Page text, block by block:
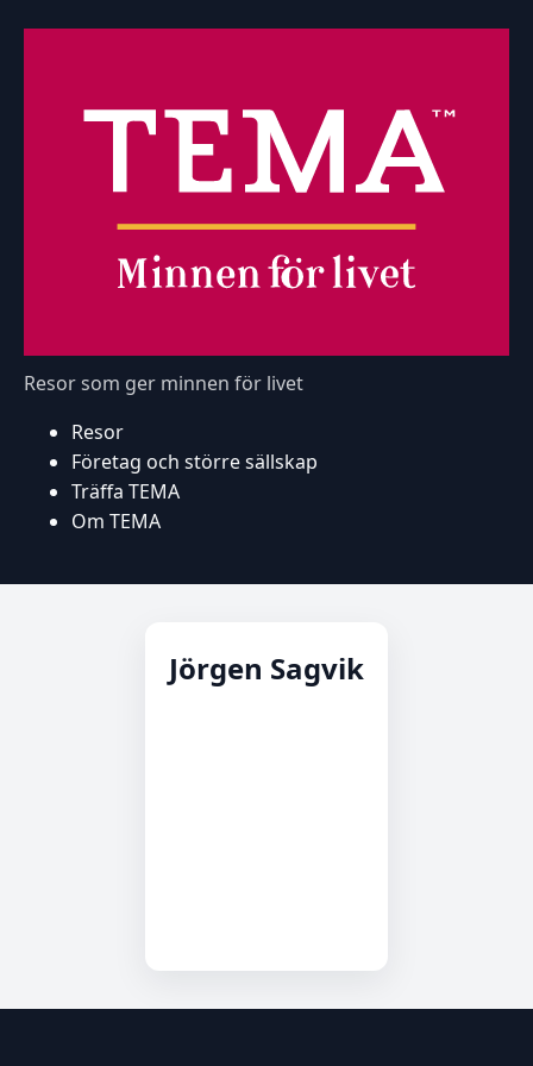
Resor som ger minnen för livet
Resor
Företag och större sällskap
Träffa TEMA
Om TEMA
Jörgen Sagvik